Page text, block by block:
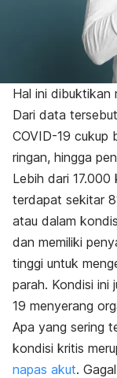
Hal ini dibuktikan
Dari data
COVID-19 cukup
ringan, hingga
Lebih dari
terdapat sekitar
atau dalam
dan memiliki
tinggi untuk
parah. Kondisi ini
19 menyerang
Apa yang sering
kondisi kritis
napas akut.